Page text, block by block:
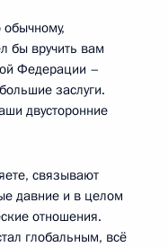
бы вручить вам
Федерации –
заслуги.
двусторонние
связывают
давние и в целом
отношения.
глобальным, всё